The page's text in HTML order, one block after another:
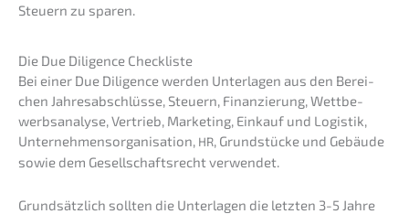
Steuern zu sparen.
Die Due Diligence Checkliste
Bei einer Due Diligence werden Unter­la­gen aus den Berei­
chen Jahres­ab­schlüs­se, Steuern, Finan­zie­rung, Wettbe­
werbs­ana­ly­se, Vertrieb, Marke­ting, Einkauf und Logis­tik,
Unter­neh­mens­or­ga­ni­sa­ti­on, HR, Grund­stü­cke und Gebäu­de
sowie dem Gesell­schafts­recht verwendet.
Grund­sätz­lich sollten die Unter­la­gen die letzten 3-5 Jahre